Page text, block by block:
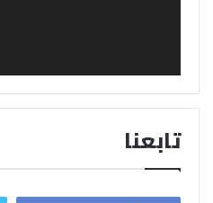
تابعنا